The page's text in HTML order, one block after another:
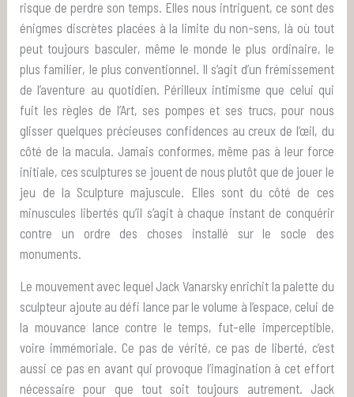
risque de perdre son temps. Elles nous intriguent, ce sont des
énigmes discrètes placées à la limite du non-sens, là où tout
peut toujours basculer, même le monde le plus ordinaire, le
plus familier, le plus conventionnel. Il s’agit d’un frémissement
de l’aventure au quotidien. Périlleux intimisme que celui qui
fuit les règles de l’Art, ses pompes et ses trucs, pour nous
glisser quelques précieuses confidences au creux de l’œil, du
côté de la macula. Jamais conformes, même pas à leur force
initiale, ces sculptures se jouent de nous plutôt que de jouer le
jeu de la Sculpture majuscule. Elles sont du côté de ces
minuscules libertés qu’il s’agit à chaque instant de conquérir
contre un ordre des choses installé sur le socle des
monuments.
Le mouvement avec lequel Jack Vanarsky enrichit la palette du
sculpteur ajoute au défi lance par le volume à l’espace, celui de
la mouvance lance contre le temps, fut-elle imperceptible,
voire immémoriale. Ce pas de vérité, ce pas de liberté, c’est
aussi ce pas en avant qui provoque l’imagination à cet effort
nécessaire pour que tout soit toujours autrement. Jack